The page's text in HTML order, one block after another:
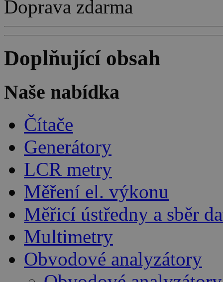
Doprava zdarma
Doplňující obsah
Naše nabídka
Čítače
Generátory
LCR metry
Měření el. výkonu
Měřicí ústředny a sběr
Multimetry
Obvodové analyzátory